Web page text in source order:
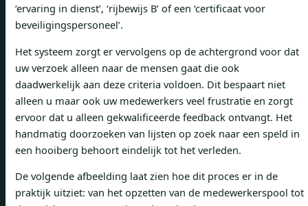
‘ervaring in dienst’, ‘rijbewijs B’ of een ‘certificaat voor
beveiligingspersoneel’.
Het systeem zorgt er vervolgens op de achtergrond voor dat
uw verzoek alleen naar de mensen gaat die ook
daadwerkelijk aan deze criteria voldoen. Dit bespaart niet
alleen u maar ook uw medewerkers veel frustratie en zorgt
ervoor dat u alleen gekwalificeerde feedback ontvangt. Het
handmatig doorzoeken van lijsten op zoek naar een speld in
een hooiberg behoort eindelijk tot het verleden.
De volgende afbeelding laat zien hoe dit proces er in de
praktijk uitziet: van het opzetten van de medewerkerspool tot